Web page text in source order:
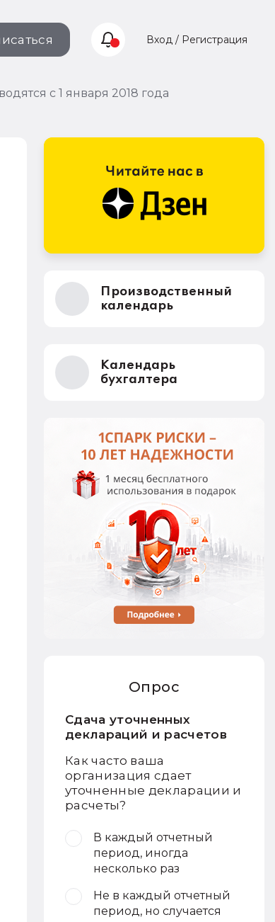
Вход / Регистрация
с 1 января 2018 года
Производственный
календарь
Календарь
бухгалтера
Опрос
Сдача уточненных
деклараций и расчетов
Как часто ваша
организация сдает
уточненные декларации и
расчеты?
В каждый отчетный
период, иногда
несколько раз
Не в каждый отчетный
период, но случается